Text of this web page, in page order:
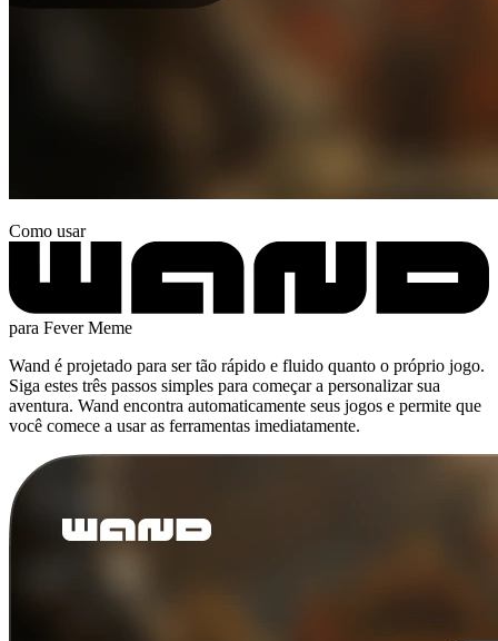
Como usar
para Fever Meme
Wand é projetado para ser tão rápido e fluido quanto o próprio jogo.
Siga estes três passos simples para começar a personalizar sua
aventura. Wand encontra automaticamente seus jogos e permite que
você comece a usar as ferramentas imediatamente.